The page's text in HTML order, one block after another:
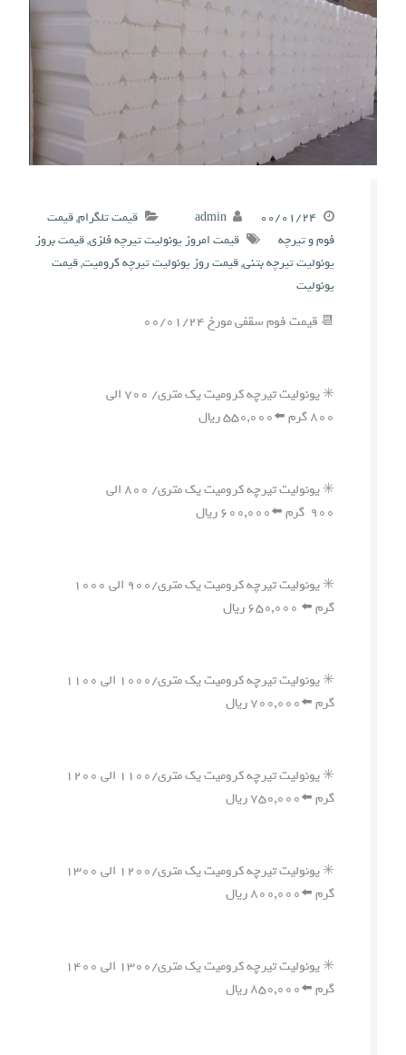
۰۰/۰۱/۲۴ admin قیمت تلگرام,قیمت
فوم و تیرچه
قیمت امروز یونولیت تیرچه فلزی,قیمت بروز
یونولیت تیرچه بتنی,قیمت روز یونولیت تیرچه کرومیت,قیمت
یونولیت
📆 قیمت فوم سقفی مورخ ۰۰/۰۱/۲۴
✳️ یونولیت تیرچه کرومیت یک متری/ ۷۰۰ الی
۸۰۰ گرم ⬅️۵۵۰,۰۰۰ ریال
✳️ یونولیت تیرچه کرومیت یک متری/ ۸۰۰ الی
۹۰۰ گرم ⬅️۶۰۰,۰۰۰ ریال
✳️ یونولیت تیرچه کرومیت یک متری/۹۰۰ الی ۱۰۰۰
گرم ⬅️ ۶۵۰,۰۰۰ ریال
✳️ یونولیت تیرچه کرومیت یک متری/۱۰۰۰ الی ۱۱۰۰
گرم ⬅️۷۰۰,۰۰۰ ریال
✳️ یونولیت تیرچه کرومیت یک متری/۱۱۰۰ الی ۱۲۰۰
گرم ⬅️۷۵۰,۰۰۰ ریال
✳️ یونولیت تیرچه کرومیت یک متری/۱۲۰۰ الی ۱۳۰۰
گرم ⬅️۸۰۰,۰۰۰ ریال
✳️ یونولیت تیرچه کرومیت یک متری/۱۳۰۰ الی ۱۴۰۰
گرم ⬅️۸۵۰,۰۰۰ ریال